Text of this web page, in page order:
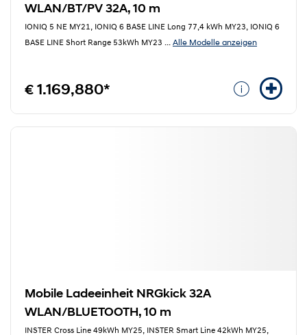
WLAN/BT/PV 32A, 10 m
IONIQ 5 NE MY21, IONIQ 6 BASE LINE Long 77,4 kWh MY23, IONIQ 6
BASE LINE Short Range 53kWh MY23 ... Alle Modelle anzeigen
€ 1.169,880*
Mobile Ladeeinheit NRGkick 32A
WLAN/BLUETOOTH, 10 m
INSTER Cross Line 49kWh MY25, INSTER Smart Line 42kWh MY25,